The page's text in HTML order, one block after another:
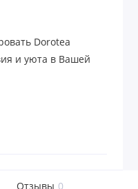
Dorotea
и уюта в Вашей
Отзывы 0